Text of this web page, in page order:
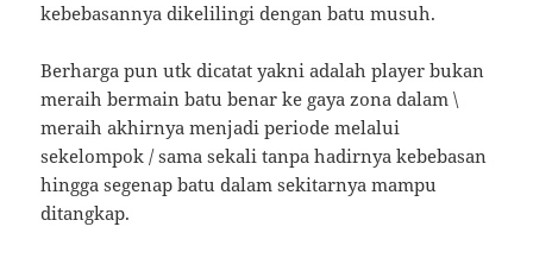
kebebasannya dikelilingi dengan batu musuh.
Berharga pun utk dicatat yakni adalah player bukan
meraih bermain batu benar ke gaya zona dalam \
meraih akhirnya menjadi periode melalui
sekelompok / sama sekali tanpa hadirnya kebebasan
hingga segenap batu dalam sekitarnya mampu
ditangkap.